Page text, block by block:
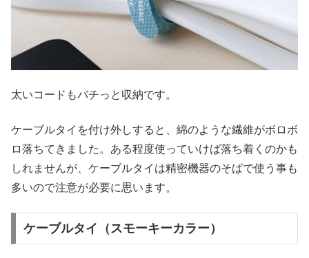
太いコードもバチっと収納です。
ケーブルタイを付け外しすると、綿のような繊維がボロボ
ロ落ちてきました。ある程度使っていけば落ち着くのかも
しれませんが、ケーブルタイは精密機器のそばで使う事も
多いので注意が必要に思います。
ケーブルタイ（スモーキーカラー）